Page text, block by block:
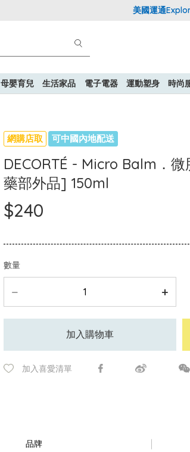
美國運通
母嬰育兒 生活家品 電子電器 運動塑身 時尚
網購店取 可中國內地配送
DECORTÉ - Micro Balm．
藥部外品] 150ml
$240
數量
加入購物車
加入喜愛清單
品牌